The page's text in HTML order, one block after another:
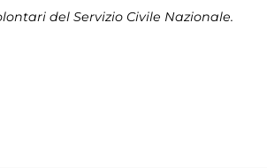
del Servizio Civile Nazionale.